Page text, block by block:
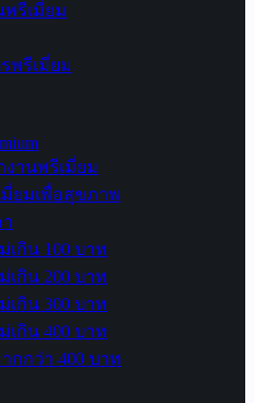
รีเมี่ยม
พรีเมี่ยม
านพรีเมี่ยม
ยมเพื่อสุขภาพ
เกิน 100 บาท
เกิน 200 บาท
เกิน 300 บาท
เกิน 400 บาท
กกว่า 400 บาท